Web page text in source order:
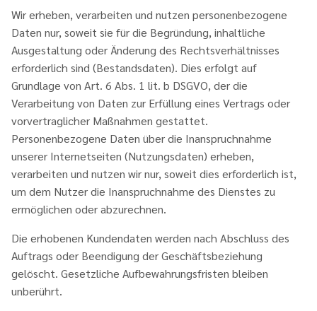
Wir erheben, verarbeiten und nutzen personenbezogene
Daten nur, soweit sie für die Begründung, inhaltliche
Ausgestaltung oder Änderung des Rechtsverhältnisses
erforderlich sind (Bestandsdaten). Dies erfolgt auf
Grundlage von Art. 6 Abs. 1 lit. b DSGVO, der die
Verarbeitung von Daten zur Erfüllung eines Vertrags oder
vorvertraglicher Maßnahmen gestattet.
Personenbezogene Daten über die Inanspruchnahme
unserer Internetseiten (Nutzungsdaten) erheben,
verarbeiten und nutzen wir nur, soweit dies erforderlich ist,
um dem Nutzer die Inanspruchnahme des Dienstes zu
ermöglichen oder abzurechnen.
Die erhobenen Kundendaten werden nach Abschluss des
Auftrags oder Beendigung der Geschäftsbeziehung
gelöscht. Gesetzliche Aufbewahrungsfristen bleiben
unberührt.